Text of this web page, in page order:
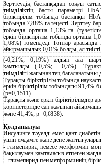
Зерттеудің бастапқыдан соңғы
тиімділіктің басты параметрі
біріктірілім тобында бастапқы
тобында 7,88%-ға теңесті. Зерттеу
тобында орташа 1,13%-ға
еркін біріктірілім тобында орташа
1,08%) төмендеді. Топтар арасында
айырмашылық 0,01% болды, ал
(-0,21%; 0,19%) алдын ала
қамтылды (-0,5%; +0,5%).
тиімділігі жағынан тең бағаланатыны
Тұрақты біріктірілім тобында
еркін біріктірілім тобындағы
(р=0,1511).
Тұрақты және еркін біріктірілімдер
көріністерінде сан жағынан
және 41,4%; р=0,6838).
Қолданылуы
Инсулинге тәуелді емес қант
үшін емдәмге және дене
- глимепирид немесе метформин
бақылаумен қамтамасыз етпеген
- глимепирид пен метформиннің